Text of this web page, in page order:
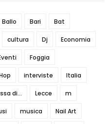
Ballo Bari Bat
cultura Dj Economia
Foggia
interviste Italia
di... Lecce m
musica Nail Art